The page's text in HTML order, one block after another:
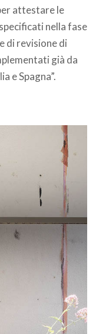
attestare le
nella fase
di revisione di
già da
e Spagna”.